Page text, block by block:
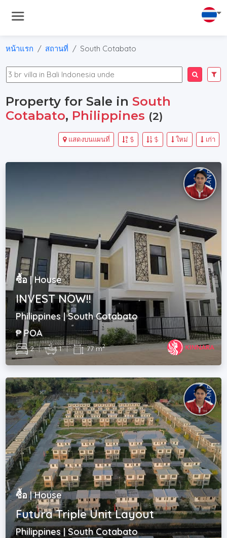
หน้าแรก สถานที่ South Cotabato
Property for Sale inSouth
Cotabato, Philippines (2)
เก่า
ใหม่
$
$
แสดงบนแผนที่
ซื้อ | House
INVEST NOW!!
Philippines | South Cotabato
₱ POA
2 | 1 | 77 m2
ซื้อ | House
Futura Triple Unit Layout
Philippines | South Cotabato